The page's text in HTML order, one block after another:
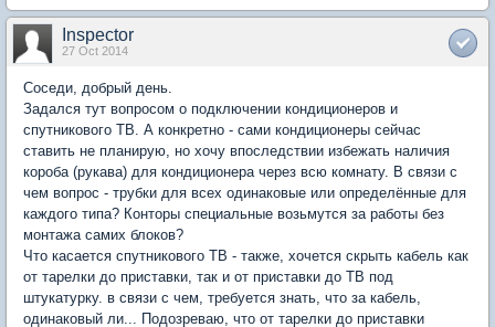
Inspector
27 Oct 2014
Соседи, добрый день.
Задался тут вопросом о подключении кондиционеров и
спутникового ТВ. А конкретно - сами кондиционеры сейчас
ставить не планирую, но хочу впоследствии избежать наличия
короба (рукава) для кондиционера через всю комнату. В связи с
чем вопрос - трубки для всех одинаковые или определённые для
каждого типа? Конторы специальные возьмутся за работы без
монтажа самих блоков?
Что касается спутникового ТВ - также, хочется скрыть кабель как
от тарелки до приставки, так и от приставки до ТВ под
штукатурку. в связи с чем, требуется знать, что за кабель,
одинаковый ли... Подозреваю, что от тарелки до приставки